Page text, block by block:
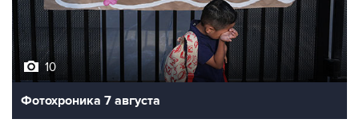
10
Фотохроника 7 августа